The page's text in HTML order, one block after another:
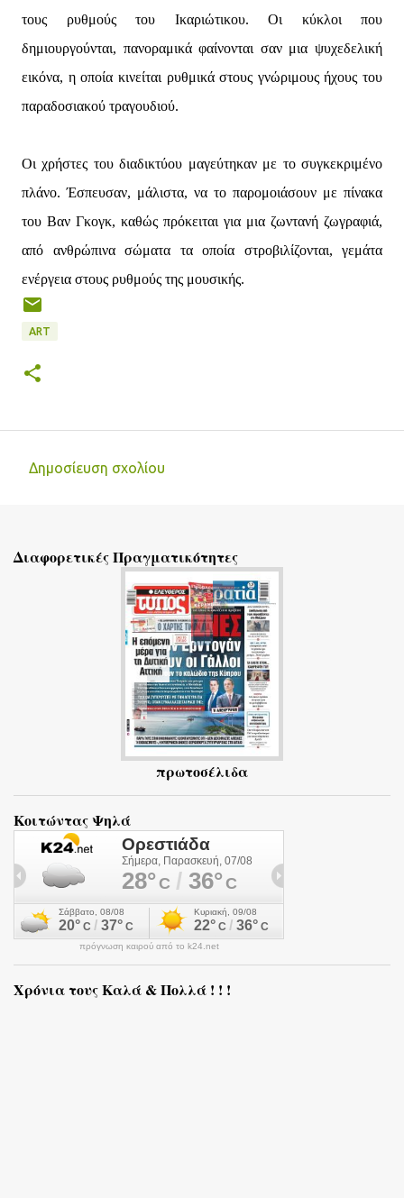
τους ρυθμούς του Ικαριώτικου. Οι κύκλοι που
δημιουργούνται, πανοραμικά φαίνονται σαν μια ψυχεδελική
εικόνα, η οποία κινείται ρυθμικά στους γνώριμους ήχους του
παραδοσιακού τραγουδιού.
Οι χρήστες του διαδικτύου μαγεύτηκαν με το συγκεκριμένο
πλάνο. Έσπευσαν, μάλιστα, να το παρομοιάσουν με πίνακα
του Βαν Γκογκ, καθώς πρόκειται για μια ζωντανή ζωγραφιά,
από ανθρώπινα σώματα τα οποία στροβιλίζονται, γεμάτα
ενέργεια στους ρυθμούς της μουσικής.
ART
λ
Δημοσίευση σχολίου
Διαφορετικές Πραγματικότητες
πρωτοσέλιδα
Κοιτώντας Ψηλά
πρόγνωση καιρού από το k24.net
Χρόνια τους Καλά & Πολλά ! ! !